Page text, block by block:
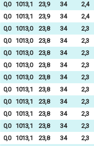
0,0 1013,1 23,9 34
2,4
0,0 1013,1 23,9 34
2,4
0,0 1013,0 23,8 34
2,3
0,0 1013,0 23,8 34
2,3
0,0 1013,0 23,8 34
2,3
0,0 1013,0 23,8 34
2,3
0,0 1013,0 23,8 34
2,3
0,0 1013,1 23,8 34
2,3
0,0 1013,1 23,8 34
2,3
0,0 1013,1 23,8 34
2,3
0,0 1013,1 23,8 34
2,3
0,0 1013,1 23,8 34
2,3